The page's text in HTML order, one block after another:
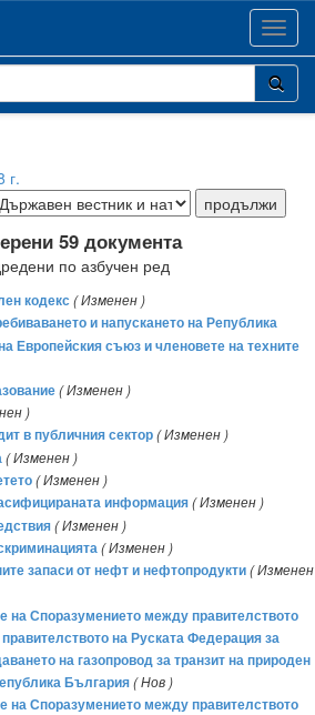
г.
59 документа
по азбучен ред
кодекс( Изменен )
и напускането на Република
Европейския съюз и членовете на техните
( Изменен )
)
в публичния сектор( Изменен )
( Изменен )
( Изменен )
информация( Изменен )
( Изменен )
( Изменен )
запаси от нефт и нефтопродукти( Изменен
на Споразумението между правителството
на Руската Федерация за
на газопровод за транзит на природен
България( Нов )
на Споразумението между правителството